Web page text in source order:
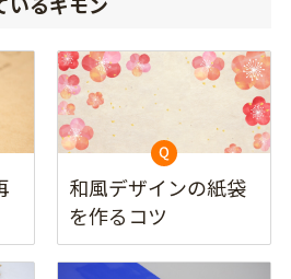
和風デザインの紙袋
を作るコツ